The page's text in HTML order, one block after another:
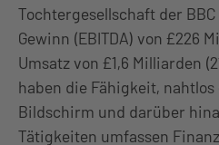
Tochtergesellschaft der
Gewinn (EBITDA) von £226
Umsatz von £1,6 Milliarden
haben die Fähigkeit,
Bildschirm und darüber
Tätigkeiten umfassen